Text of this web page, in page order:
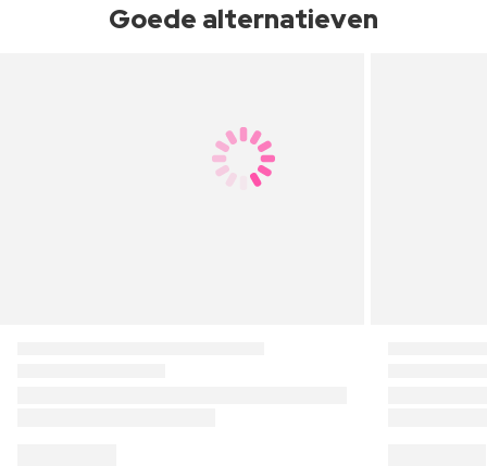
Goede alternatieven